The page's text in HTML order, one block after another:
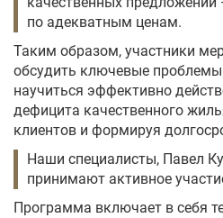
по адекватным ценам.
Таким образом, участники
обсудить ключевые
научиться эффективно
дефицита качественного
клиентов и формируя
Наши специалисты, Павел
принимают активное
Программа включает в себя